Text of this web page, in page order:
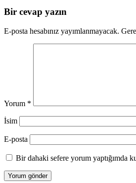
Bir cevap yazın
E-posta hesabınız yayımlanmayacak.
Yorum *
İsim
E-posta
Bir dahaki sefere yorum yaptığımda